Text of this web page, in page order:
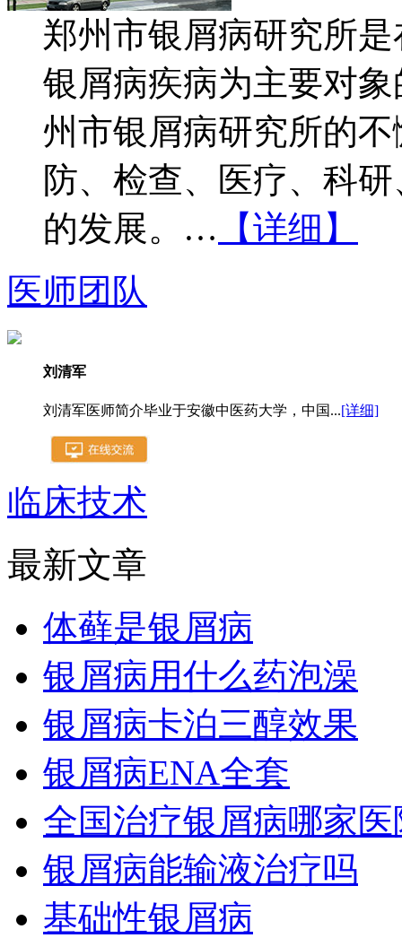
郑州市银屑病研究所
银屑病疾病为主要对
州市银屑病研究所的
防、检查、医疗、科
的发展。… 【详细】
医师团队
刘清军
刘清军医师简介毕业于安徽中医药大学，中国...[详细]
临床技术
最新文章
体藓是银屑病
银屑病用什么药泡澡
银屑病卡泊三醇效果
银屑病ENA全套
全国治疗银屑病哪家
银屑病能输液治疗吗
基础性银屑病